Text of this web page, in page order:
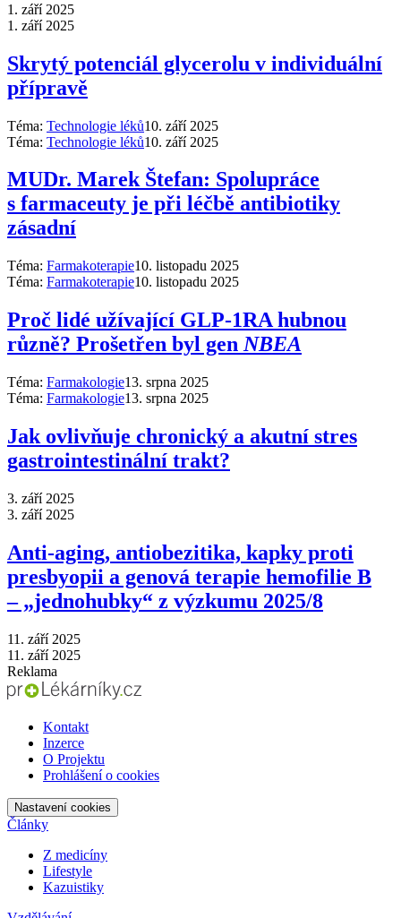
1. září 2025
1. září 2025
Skrytý potenciál glycerolu v individuální
přípravě
Téma: Technologie léků10. září 2025
Téma: Technologie léků10. září 2025
MUDr. Marek Štefan: Spolupráce
s farmaceuty je při léčbě antibiotiky
zásadní
Téma: Farmakoterapie10. listopadu 2025
Téma: Farmakoterapie10. listopadu 2025
Proč lidé užívající GLP-1RA hubnou
různě? Prošetřen byl genNBEA
Téma: Farmakologie13. srpna 2025
Téma: Farmakologie13. srpna 2025
Jak ovlivňuje chronický a akutní stres
gastrointestinální trakt?
3. září 2025
3. září 2025
Anti‑aging, antiobezitika, kapky proti
presbyopii a genová terapie hemofilie B
–⁠ „jednohubky“ z výzkumu 2025/8
11. září 2025
11. září 2025
Reklama
Kontakt
Inzerce
O Projektu
Prohlášení o cookies
Nastavení cookies
Články
Z medicíny
Lifestyle
Kazuistiky